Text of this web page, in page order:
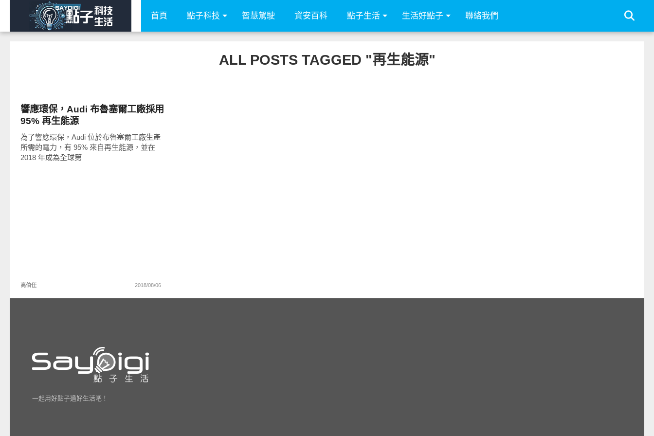
首頁 點子科技 智慧駕駛 資安百科 點子生活 生活好點子 聯絡我們
ALL POSTS TAGGED "再生能源"
響應環保，Audi 布魯塞爾工廠採用
95% 再生能源
為了響應環保，Audi 位於布魯塞爾工廠生產
所需的電力，有 95% 來自再生能源，並在
2018 年成為全球第
高伯任 2018/08/06
一起用好點子過好生活吧！